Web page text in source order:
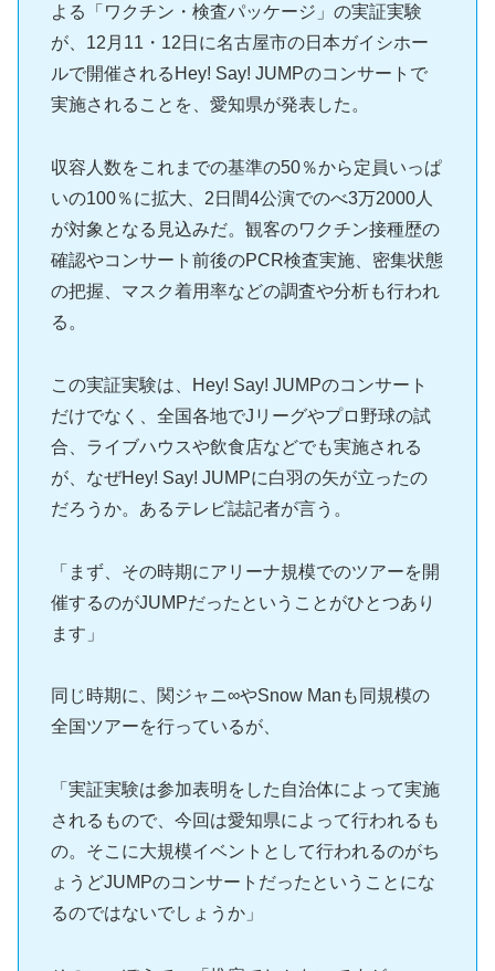
よる「ワクチン・検査パッケージ」の実証実験
が、12月11・12日に名古屋市の日本ガイシホー
ルで開催されるHey! Say! JUMPのコンサートで
実施されることを、愛知県が発表した。
収容人数をこれまでの基準の50％から定員いっぱ
いの100％に拡大、2日間4公演でのべ3万2000人
が対象となる見込みだ。観客のワクチン接種歴の
確認やコンサート前後のPCR検査実施、密集状態
の把握、マスク着用率などの調査や分析も行われ
る。
この実証実験は、Hey! Say! JUMPのコンサート
だけでなく、全国各地でJリーグやプロ野球の試
合、ライブハウスや飲食店などでも実施される
が、なぜHey! Say! JUMPに白羽の矢が立ったの
だろうか。あるテレビ誌記者が言う。
「まず、その時期にアリーナ規模でのツアーを開
催するのがJUMPだったということがひとつあり
ます」
同じ時期に、関ジャニ∞やSnow Manも同規模の
全国ツアーを行っているが、
「実証実験は参加表明をした自治体によって実施
されるもので、今回は愛知県によって行われるも
の。そこに大規模イベントとして行われるのがち
ょうどJUMPのコンサートだったということにな
るのではないでしょうか」